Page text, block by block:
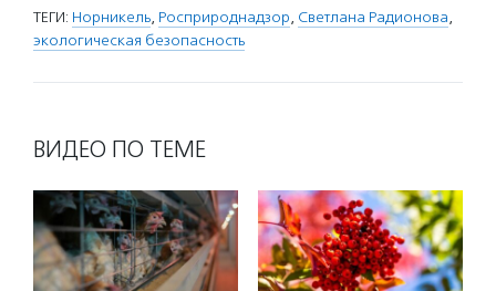
ТЕГИ: Норникель, Росприроднадзор, Светлана Радионова,
экологическая безопасность
ВИДЕО ПО ТЕМЕ